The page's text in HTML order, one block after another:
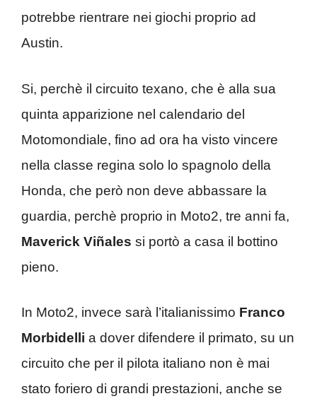
potrebbe rientrare nei giochi proprio ad
Austin.
Si, perchè il circuito texano, che è alla sua
quinta apparizione nel calendario del
Motomondiale, fino ad ora ha visto vincere
nella classe regina solo lo spagnolo della
Honda, che però non deve abbassare la
guardia, perchè proprio in Moto2, tre anni fa,
Maverick Viñales si portò a casa il bottino
pieno.
In Moto2, invece sarà l’italianissimo Franco
Morbidelli a dover difendere il primato, su un
circuito che per il pilota italiano non è mai
stato foriero di grandi prestazioni, anche se